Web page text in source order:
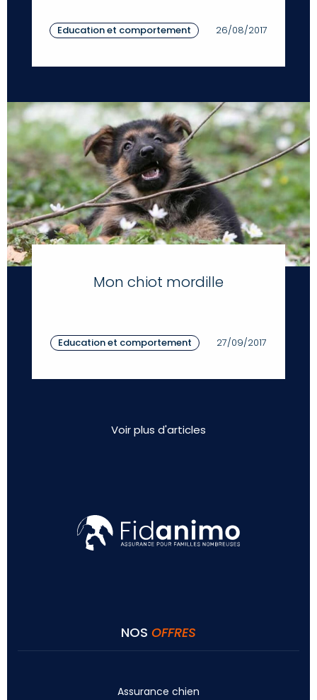
Education et comportement 26/08/2017
Mon chiot mordille
Education et comportement 27/09/2017
Voir plus d'articles
NOS OFFRES
Assurance chien